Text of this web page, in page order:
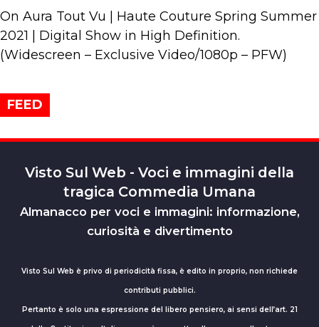
On Aura Tout Vu | Haute Couture Spring Summer
2021 | Digital Show in High Definition.
(Widescreen – Exclusive Video/1080p – PFW)
FEED
Visto Sul Web - Voci e immagini della
tragica Commedia Umana
Almanacco per voci e immagini: informazione,
curiosità e divertimento
Visto Sul Web è privo di periodicità fissa, è edito in proprio, non richiede
contributi pubblici.
Pertanto è solo una espressione del libero pensiero, ai sensi dell’art. 21